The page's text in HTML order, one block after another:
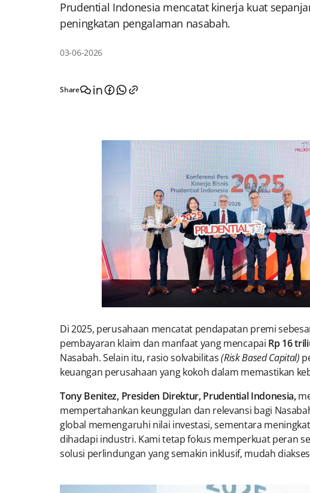
Prudential Indonesia mencatat kinerja kuat
peningkatan pengalaman nasabah.
03-06-2026
Share
Di 2025, perusahaan mencatat pendapatan premi
pembayaran klaim dan manfaat yang mencapai Rp 16
Nasabah. Selain itu, rasio solvabilitas(Risk Based Capital)
keuangan perusahaan yang kokoh dalam memastikan
Tony Benitez, Presiden Direktur, Prudential Indonesia,
mempertahankan keunggulan dan relevansi bagi
global memengaruhi nilai investasi, sementara
dihadapi industri. Kami tetap fokus memperkuat peran
solusi perlindungan yang semakin inklusif, mudah